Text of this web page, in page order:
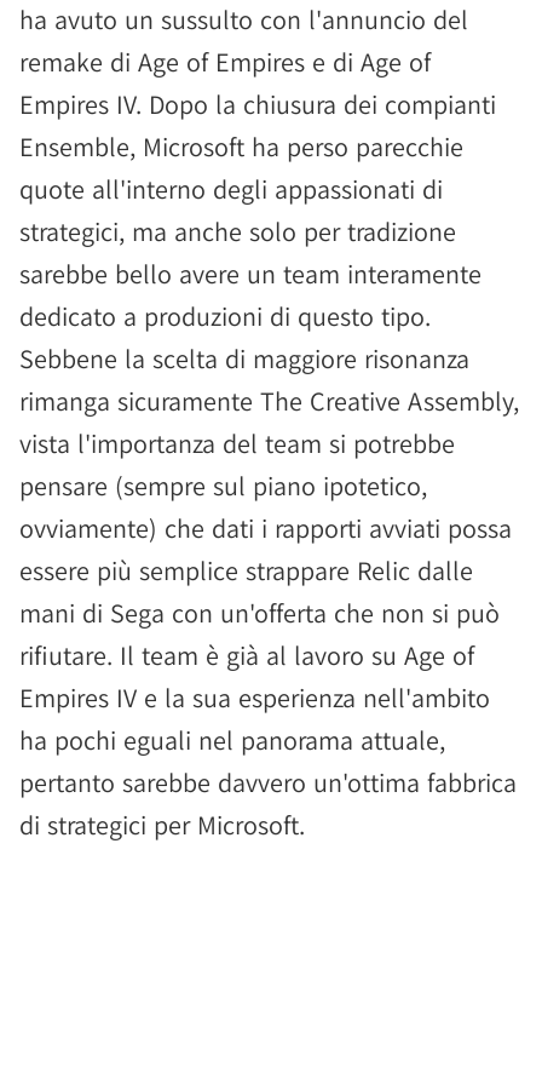
ha avuto un sussulto con l'annuncio del
remake di Age of Empires e di Age of
Empires IV. Dopo la chiusura dei compianti
Ensemble, Microsoft ha perso parecchie
quote all'interno degli appassionati di
strategici, ma anche solo per tradizione
sarebbe bello avere un team interamente
dedicato a produzioni di questo tipo.
Sebbene la scelta di maggiore risonanza
rimanga sicuramente The Creative Assembly,
vista l'importanza del team si potrebbe
pensare (sempre sul piano ipotetico,
ovviamente) che dati i rapporti avviati possa
essere più semplice strappare Relic dalle
mani di Sega con un'offerta che non si può
rifiutare. Il team è già al lavoro su Age of
Empires IV e la sua esperienza nell'ambito
ha pochi eguali nel panorama attuale,
pertanto sarebbe davvero un'ottima fabbrica
di strategici per Microsoft.